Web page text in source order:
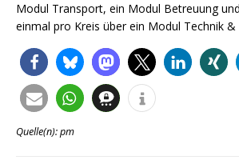
Modul Transport, ein Modul Betreuung
einmal pro Kreis über ein Modul Technik &
Quelle(n): pm